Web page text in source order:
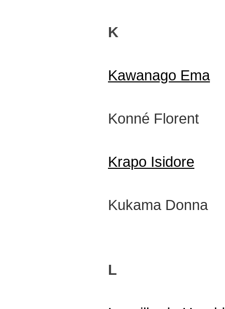
K
Kawanago Ema
Konné Florent
Krapo Isidore
Kukama Donna
L